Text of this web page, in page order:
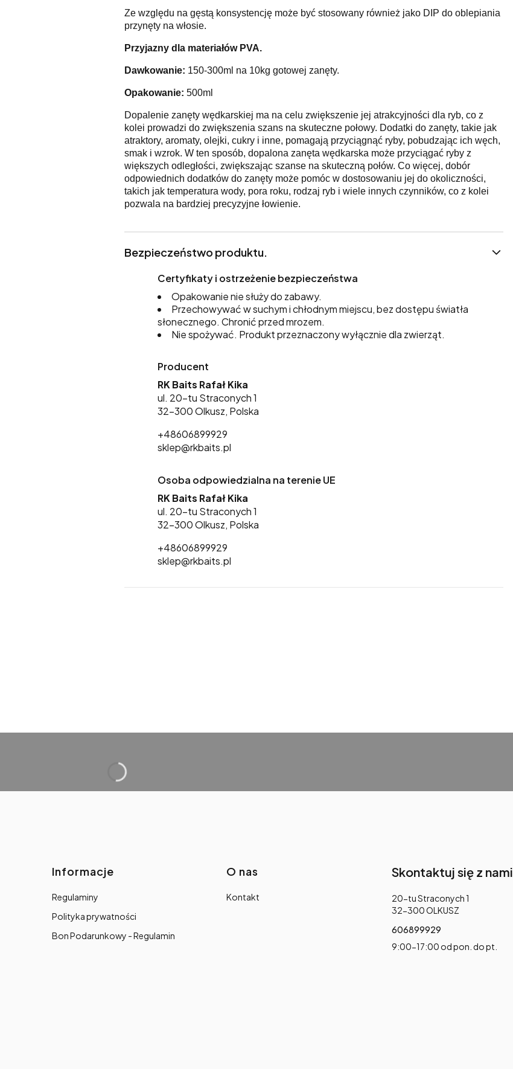
Ze względu na gęstą konsystencję może być stosowany również jako DIP do oblepiania
przynęty na włosie.
Przyjazny dla materiałów PVA.
Dawkowanie: 150-300ml na 10kg gotowej zanęty.
Opakowanie: 500ml
Dopalenie zanęty wędkarskiej ma na celu zwiększenie jej atrakcyjności dla ryb, co z
kolei prowadzi do zwiększenia szans na skuteczne połowy. Dodatki do zanęty, takie jak
atraktory, aromaty, olejki, cukry i inne, pomagają przyciągnąć ryby, pobudzając ich węch,
smak i wzrok. W ten sposób, dopalona zanęta wędkarska może przyciągać ryby z
większych odległości, zwiększając szanse na skuteczną połów. Co więcej, dobór
odpowiednich dodatków do zanęty może pomóc w dostosowaniu jej do okoliczności,
takich jak temperatura wody, pora roku, rodzaj ryb i wiele innych czynników, co z kolei
pozwala na bardziej precyzyjne łowienie.
Bezpieczeństwo produktu.
Certyfikaty i ostrzeżenie bezpieczeństwa
Opakowanie nie służy do zabawy.
Przechowywać w suchym i chłodnym miejscu, bez dostępu światła
słonecznego. Chronić przed mrozem.
Nie spożywać. Produkt przeznaczony wyłącznie dla zwierząt.
Producent
RK Baits Rafał Kika
ul. 20-tu Straconych 1
32-300 Olkusz, Polska
+48606899929
sklep@rkbaits.pl
Osoba odpowiedzialna na terenie UE
RK Baits Rafał Kika
ul. 20-tu Straconych 1
32-300 Olkusz, Polska
+48606899929
sklep@rkbaits.pl
Informacje
Regulaminy
Polityka prywatności
Bon Podarunkowy - Regulamin
O nas
Kontakt
Skontaktuj się z nami
Adres:
20-tu Straconych 1
32-300 OLKUSZ
606899929
9:00-17:00 od pon. do pt.